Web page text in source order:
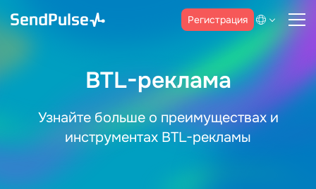
Регистрация
BTL-реклама
Узнайте больше о преимуществах и
инструментах BTL-рекламы